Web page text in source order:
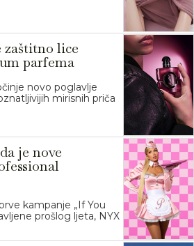
zaštitno lice
parfema
novo poglavlje
mirisnih priča
je nove
kampanje „If You
prošlog ljeta, NYX